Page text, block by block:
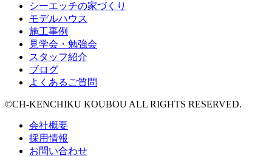
シーエッチの家づくり
モデルハウス
施工事例
見学会・勉強会
スタッフ紹介
ブログ
よくあるご質問
©CH-KENCHIKU KOUBOU ALL RIGHTS RESERVED.
会社概要
採用情報
お問い合わせ